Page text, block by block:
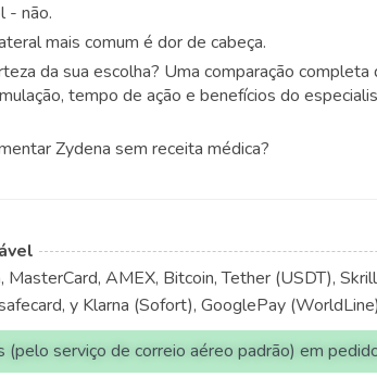
- não.
mais comum é dor de cabeça.
da sua escolha? Uma comparação
tempo de ação e benefícios do
Zydena sem receita médica?
MasterCard, AMEX, Bitcoin, Tether (USDT),
y Klarna (Sofort), GooglePay (WorldLine)
(pelo serviço de correio aéreo padrão) em